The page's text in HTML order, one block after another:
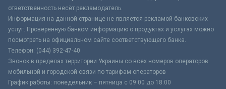
ответственность несёт рекламодатель.
Информация на данной странице не является рекламой банковских
услуг. Проверенную банком информацию о продуктах и услугах можно
посмотреть на официальном сайте соответствующего банка.
Телефон: (044) 392-47-40
Звонок в пределах территории Украины со всех номеров операторов
мобильной и городской связи по тарифам операторов
График работы: понедельник – пятница с 09:00 до 18:00